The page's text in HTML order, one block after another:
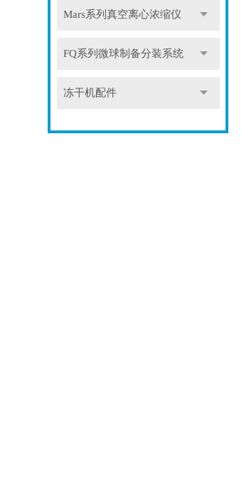
Mars系列真空离心浓缩仪
FQ系列微球制备分装系统
冻干机配件